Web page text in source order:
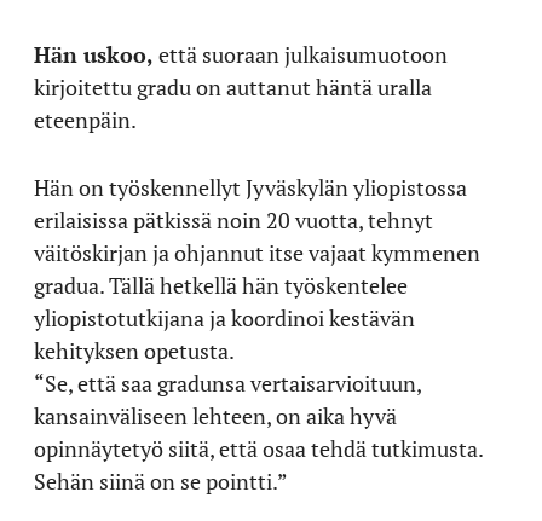
Hän uskoo, että suoraan julkaisumuotoon
kirjoitettu gradu on auttanut häntä uralla
eteenpäin.
Hän on työskennellyt Jyväskylän yliopistossa
erilaisissa pätkissä noin 20 vuotta, tehnyt
väitöskirjan ja ohjannut itse vajaat kymmenen
gradua. Tällä hetkellä hän työskentelee
yliopistotutkijana ja koordinoi kestävän
kehityksen opetusta.
“Se, että saa gradunsa vertaisarvioituun,
kansainväliseen lehteen, on aika hyvä
opinnäytetyö siitä, että osaa tehdä tutkimusta.
Sehän siinä on se pointti.”